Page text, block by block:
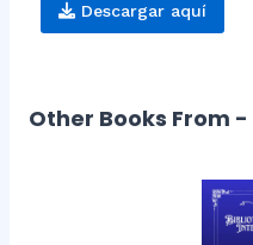
Descargar aquí
Other Books From